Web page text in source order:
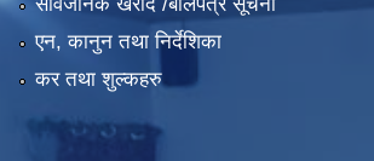
एन, कानुन तथा निर्देशिका
कर तथा शुल्कहरु